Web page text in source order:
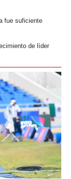
fue suficiente
de líder